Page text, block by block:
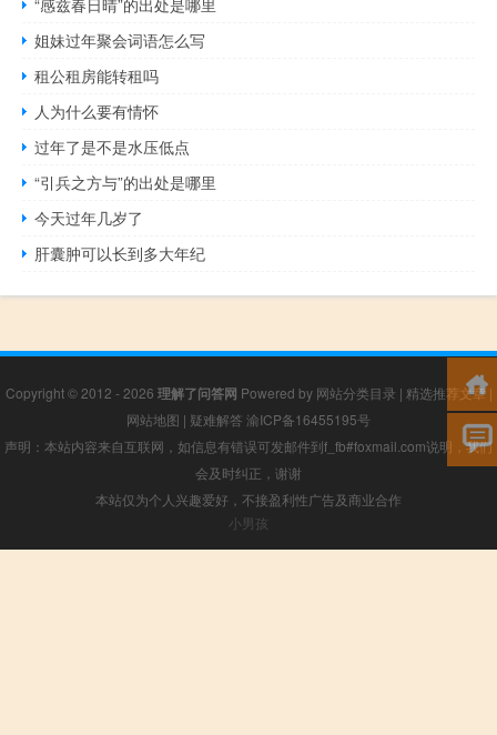
“感兹春日晴”的出处是哪里
姐妹过年聚会词语怎么写
租公租房能转租吗
人为什么要有情怀
过年了是不是水压低点
“引兵之方与”的出处是哪里
今天过年几岁了
肝囊肿可以长到多大年纪
Copyright © 2012 - 2026 理解了问答网 Powered by 网站分类目录 | 精选推荐文章|
网站地图 | 疑难解答 渝ICP备16455195号
声明：本站内容来自互联网，如信息有错误可发邮件到f_fb#foxmail.com说明，我们
会及时纠正，谢谢
本站仅为个人兴趣爱好，不接盈利性广告及商业合作
小男孩